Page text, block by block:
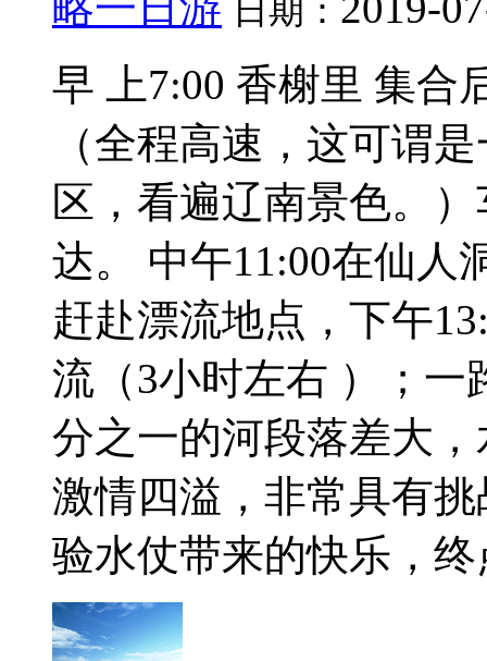
日期：
早 上7:00 香榭里 集合
（全程高速，这可谓
区，看遍辽南景色。
达。 中午11:00在仙人
赶赴漂流地点，下午
流（3小时左右 ）；一
分之一的河段落差大
激情四溢，非常具有
验水仗带来的快乐，